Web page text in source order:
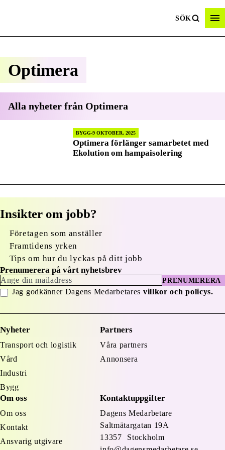
SÖK
Optimera
Alla nyheter från Optimera
BYGG 9 OKTOBER, 2025
Optimera förlänger samarbetet med
Ekolution om hampaisolering
Insikter om jobb?
Företagen som anställer
Framtidens yrken
Tips om hur du lyckas på ditt jobb
Prenumerera på vårt nyhetsbrev
PRENUMERERA
Jag godkänner Dagens Medarbetares villkor och policys.
Nyheter
Transport och logistik
Vård
Industri
Bygg
Partners
Våra partners
Annonsera
Om oss
Om oss
Kontakt
Ansvarig utgivare
Kontaktuppgifter
Dagens Medarbetare
Saltmätargatan 19A
13357 Stockholm